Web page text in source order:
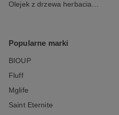
Olejek z drzewa herbacianego
Popularne marki
BIOUP
Fluff
Mglife
Saint Eternite